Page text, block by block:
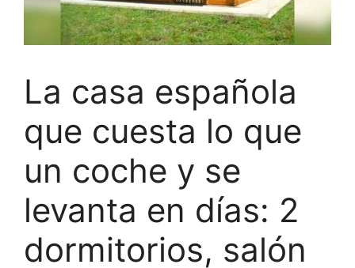
La casa española
que cuesta lo que
un coche y se
levanta en días: 2
dormitorios, salón